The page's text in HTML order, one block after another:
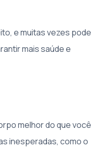
e muitas vezes pode
mais saúde e
melhor do que você
inesperadas, como o